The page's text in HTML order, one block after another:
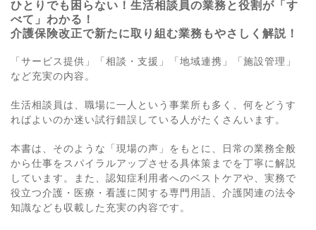
ひとりでも困らない！生活相談員の業務と役割が「す
べて」わかる！
介護保険改正で新たに取り組む業務もやさしく解説！
「サービス提供」「相談・支援」「地域連携」「施設管理」
など充実の内容。
生活相談員は、職場に一人という事業所も多く、何をどうす
ればよいのか迷い試行錯誤している人がたくさんいます。
本書は、そのような「現場の声」をもとに、日常の業務全般
から仕事をスパイラルアップさせる具体策までを丁寧に解説
しています。また、認知症利用者へのベストケアや、実務で
役立つ介護・医療・看護に関する専門用語、介護関連の法令
知識なども収載した充実の内容です。